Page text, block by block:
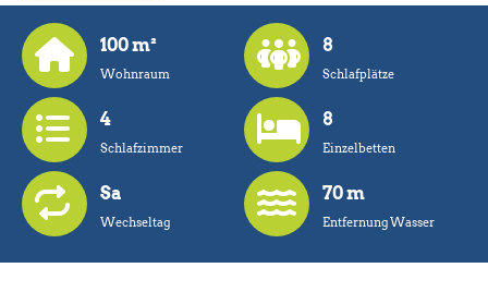
100 m²
Wohnraum
8
Schlafplätze
4
Schlafzimmer
8
Einzelbetten
Sa
Wechseltag
70 m
Entfernung Wasser